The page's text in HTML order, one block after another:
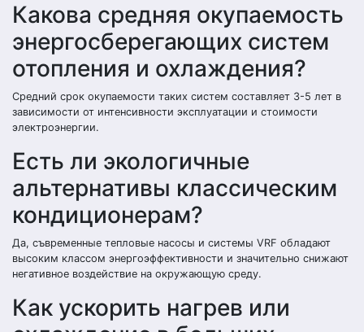
Какова средняя окупаемость
энергосберегающих систем
отопления и охлаждения?
Средний срок окупаемости таких систем составляет 3-5 лет в
зависимости от интенсивности эксплуатации и стоимости
электроэнергии.
Есть ли экологичные
альтернативы классическим
кондиционерам?
Да, съвременные тепловые насосы и системы VRF обладают
высоким классом энергоэффективности и значительно снижают
негативное воздействие на окружающую среду.
Как ускорить нагрев или